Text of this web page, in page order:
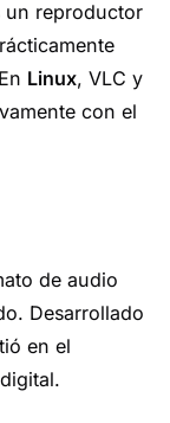
un reproductor
Linux, VLC y
con el
de audio
Desarrollado
en el